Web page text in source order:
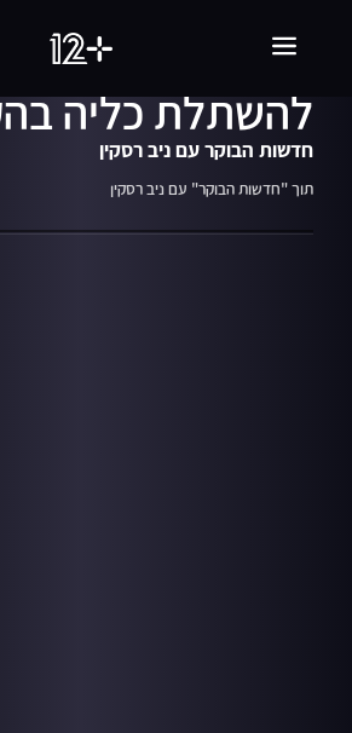
קובי אושרת זקוק
להשתלת כליה
חדשות הבוקר עם ניב רסקין
תוך "חדשות הבוקר" עם ניב רסקין